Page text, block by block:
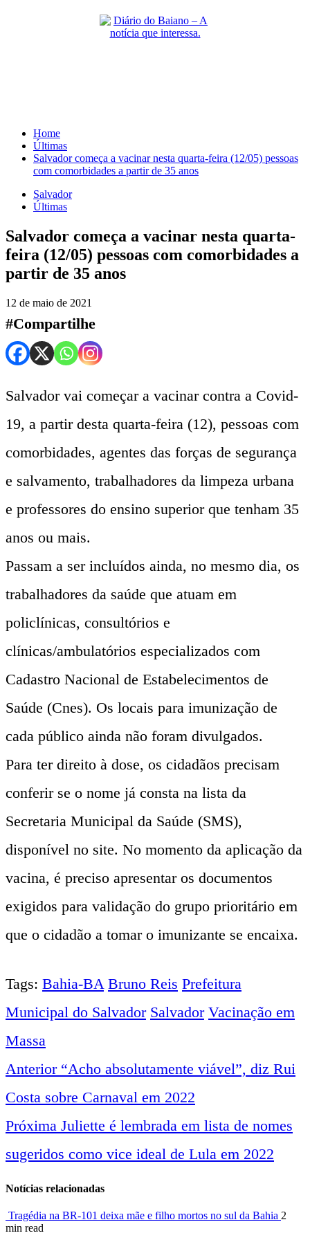
Home
Últimas
Salvador começa a vacinar nesta quarta-feira (12/05) pessoas
com comorbidades a partir de 35 anos
Salvador
Últimas
Salvador começa a vacinar nesta quarta-
feira (12/05) pessoas com comorbidades a
partir de 35 anos
12 de maio de 2021
#Compartilhe
Salvador vai começar a vacinar contra a Covid-
19, a partir desta quarta-feira (12), pessoas com
comorbidades, agentes das forças de segurança
e salvamento, trabalhadores da limpeza urbana
e professores do ensino superior que tenham 35
anos ou mais.
Passam a ser incluídos ainda, no mesmo dia, os
trabalhadores da saúde que atuam em
policlínicas, consultórios e
clínicas/ambulatórios especializados com
Cadastro Nacional de Estabelecimentos de
Saúde (Cnes). Os locais para imunização de
cada público ainda não foram divulgados.
Para ter direito à dose, os cidadãos precisam
conferir se o nome já consta na lista da
Secretaria Municipal da Saúde (SMS),
disponível no site. No momento da aplicação da
vacina, é preciso apresentar os documentos
exigidos para validação do grupo prioritário em
que o cidadão a tomar o imunizante se encaixa.
Tags: Bahia-BA Bruno Reis Prefeitura
Municipal do Salvador Salvador Vacinação em
Massa
Navegação
entre
notícias
Anterior“Acho absolutamente viável”, diz Rui
Costa sobre Carnaval em 2022
Próxima Juliette é lembrada em lista de nomes
sugeridos como vice ideal de Lula em 2022
Notícias relacionadas
Tragédia na BR-101 deixa mãe e filho mortos no sul da Bahia 2
min read